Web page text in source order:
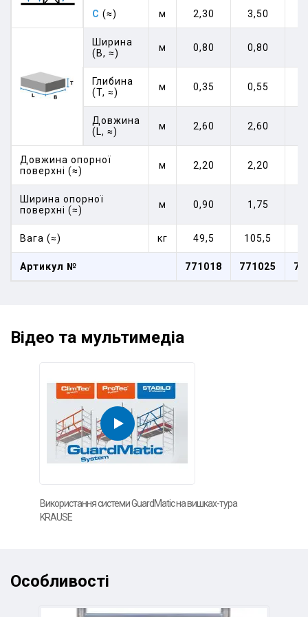
Артикул № 771018 771025
C (≈) м 2,30 3,50
Ширина
(B, ≈)
м 0,80 0,80
Глибина
(T, ≈)
м 0,35 0,55
Довжина
(L, ≈)
м 2,60 2,60
Довжина опорної
поверхні (≈)
м 2,20 2,20
Ширина опорної
поверхні (≈)
м 0,90 1,75
Вага (≈) кг 49,5 105,5
Відео та мультимедіа
Використання системи GuardMatic на вишках-тура
KRAUSE
Особливості